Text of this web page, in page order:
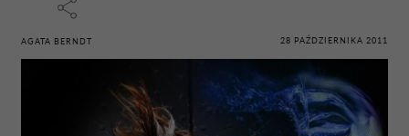
AGATA BERNDT 28 PAŹDZIERNIKA 2011